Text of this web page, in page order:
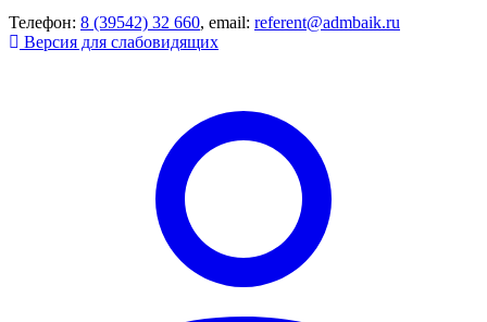
Телефон: 8 (39542) 32 660, email: referent@admbaik.ru
Версия для слабовидящих